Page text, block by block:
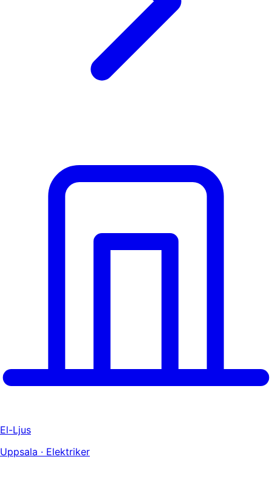
El-Ljus
Uppsala · Elektriker